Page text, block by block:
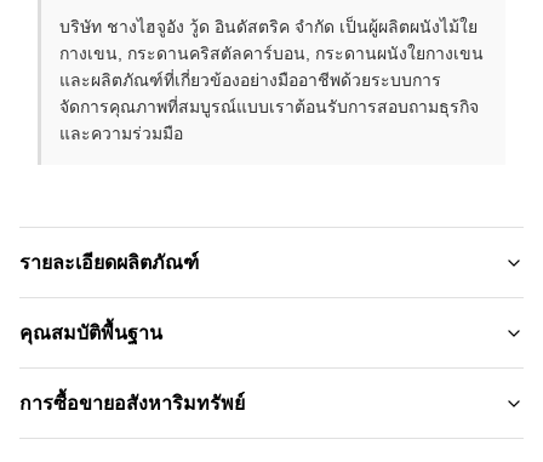
บริษัท ชางไฮจูอัง วู้ด อินดัสตริค จํากัด เป็นผู้ผลิตผนังไม้ใย
กางเขน, กระดานคริสตัลคาร์บอน, กระดานผนังใยกางเขน
และผลิตภัณฑ์ที่เกี่ยวข้องอย่างมืออาชีพด้วยระบบการ
จัดการคุณภาพที่สมบูรณ์แบบเราต้อนรับการสอบถามธุรกิจ
และความร่วมมือ
รายละเอียดผลิตภัณฑ์
Material:
ถ่านไม้ไผ่， ไม้ไผ่ไม้สัตว์เลี้ยง
Feature:
คุณสมบัติพื้นฐาน
ชื่อแบรนด์:
การซื้อขายอสังหาริมทรัพย์